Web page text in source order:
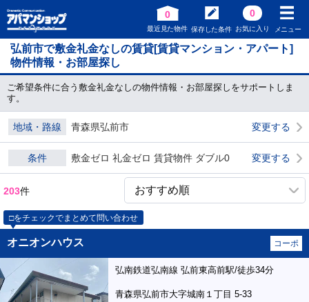
0
最近見た物件 保存した条件
0
お気に入り メニュー
弘前市で敷金礼金なしの賃貸[賃貸マンション・アパート]
物件情報・お部屋探し
ご希望条件に合う敷金礼金なしの物件情報・お部屋探しをサポートしま
す。
地域・路線 青森県弘前市 変更する
条件 敷金ゼロ 礼金ゼロ 賃貸物件 ダブル0 変更する
203件
□をチェックでまとめて問い合わせ
オニオンハウス コーポ
弘南鉄道弘南線 弘前東高前駅/徒歩34分
青森県弘前市大字城南１丁目 5-33